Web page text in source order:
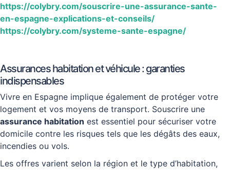
https://colybry.com/souscrire-une-assurance-sante-
en-espagne-explications-et-conseils/
https://colybry.com/systeme-sante-espagne/
Assurances habitation et véhicule : garanties
indispensables
Vivre en Espagne implique également de protéger votre
logement et vos moyens de transport. Souscrire une
assurance habitation est essentiel pour sécuriser votre
domicile contre les risques tels que les dégâts des eaux,
incendies ou vols.
Les offres varient selon la région et le type d’habitation,